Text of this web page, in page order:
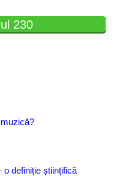
230
o definiție științifică